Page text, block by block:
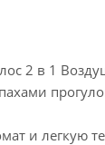
2 в 1
и легкую